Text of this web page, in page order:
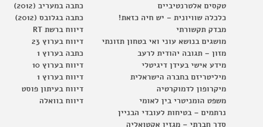
טקסים אלטרנטיביים
כלכלה שוויונית – יש חיה כזאת!
מבדק תקשורתי
מושגים בנושא עוני ואי בטחון תזונתי
מזון – תגובה יהודית לרעב
מידע אישי בעידן דיגיטלי
מיליטריזם בחברה הישראלית
מיקרופון לדמוקרטיה
משפט הומניטרי בין לאומי
נרתמים – בטיחות לעובדי הבניין
סדר חברתי – מגזין אקטואליה
כתבה במעריב (2012)
כתבה בגלובס (2012)
דיווח ברשת RT
דיווח בערוץ 23
כתבה בערוץ 1
דיווח בערוץ 10
דיווח בערוץ 1
דיווח בעיתון פוסט
דיווח בוואלה